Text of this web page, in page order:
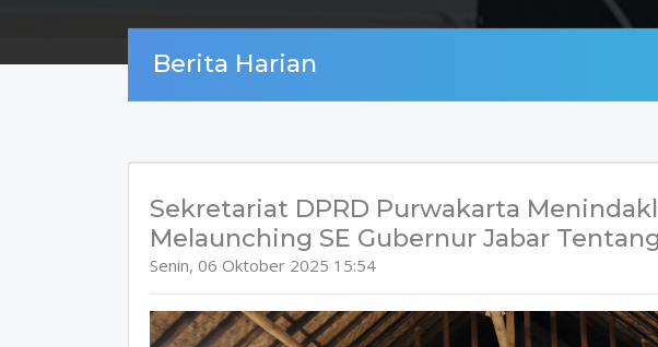
Berita Harian
Sekretariat DPRD Purwakarta
Melaunching SE Gubernur Jabar
Senin, 06 Oktober 2025 15:54